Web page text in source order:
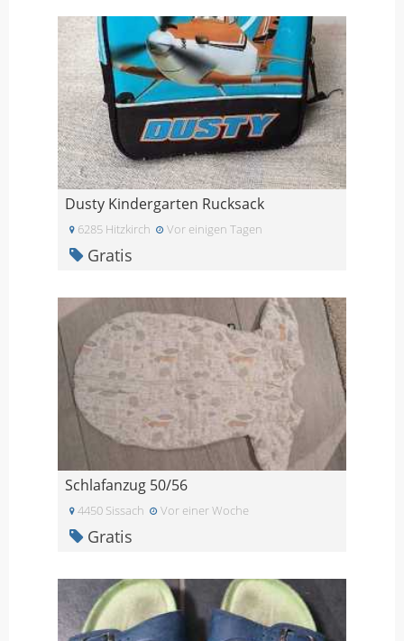
Dusty Kindergarten Rucksack
6285 Hitzkirch Vor einigen Tagen
Gratis
Schlafanzug 50/56
4450 Sissach Vor einer Woche
Gratis